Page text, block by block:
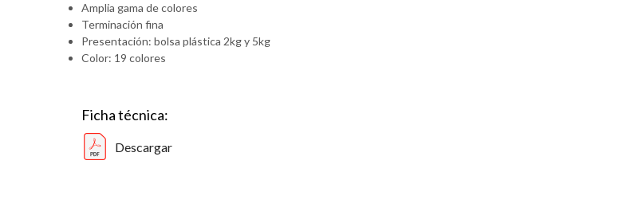
Amplia gama de colores
Terminación fina
Presentación: bolsa plástica 2kg y 5kg
Color: 19 colores
Ficha técnica:
Descargar